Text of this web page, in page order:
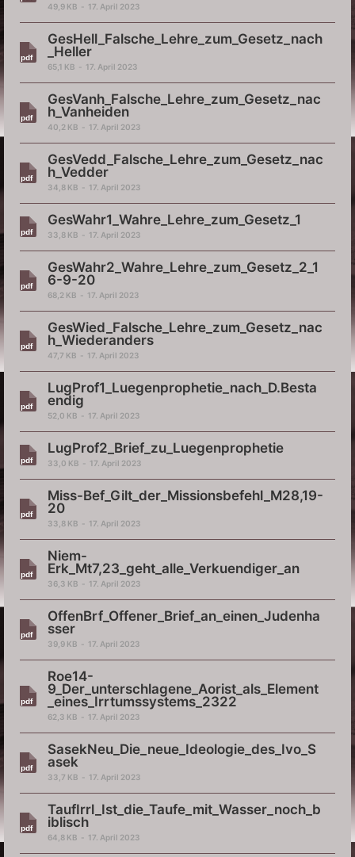
49,9 KB 17. April 2023
GesHell_Falsche_Lehre_zum_Gesetz_nach
_Heller
65,1 KB 17. April 2023
GesVanh_Falsche_Lehre_zum_Gesetz_nac
h_Vanheiden
40,2 KB 17. April 2023
GesVedd_Falsche_Lehre_zum_Gesetz_nac
h_Vedder
34,8 KB 17. April 2023
GesWahr1_Wahre_Lehre_zum_Gesetz_1
33,8 KB 17. April 2023
GesWahr2_Wahre_Lehre_zum_Gesetz_2_1
6-9-20
68,2 KB 17. April 2023
GesWied_Falsche_Lehre_zum_Gesetz_nac
h_Wiederanders
47,7 KB 17. April 2023
LugProf1_Luegenprophetie_nach_D.Besta
endig
52,0 KB 17. April 2023
LugProf2_Brief_zu_Luegenprophetie
33,0 KB 17. April 2023
Miss-Bef_Gilt_der_Missionsbefehl_M28,19-
20
33,8 KB 17. April 2023
Niem-
Erk_Mt7,23_geht_alle_Verkuendiger_an
36,3 KB 17. April 2023
OffenBrf_Offener_Brief_an_einen_Judenha
sser
39,9 KB 17. April 2023
Roe14-
9_Der_unterschlagene_Aorist_als_Element
_eines_Irrtumssystems_2322
62,3 KB 17. April 2023
SasekNeu_Die_neue_Ideologie_des_Ivo_S
asek
33,7 KB 17. April 2023
TaufIrrl_Ist_die_Taufe_mit_Wasser_noch_b
iblisch
64,8 KB 17. April 2023